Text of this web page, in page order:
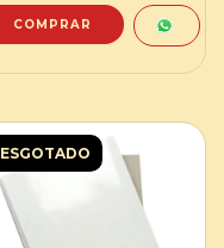
ESGOTADO